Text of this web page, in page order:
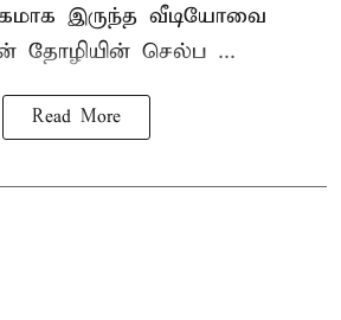
இருந்த வீடியோவை
தோழியின் செல்ப ...
Read More